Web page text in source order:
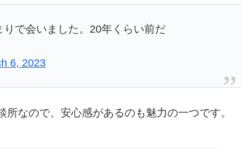
で会いました。20年くらい前だ
6, 2023
なので、安心感があるのも魅力の一つです。